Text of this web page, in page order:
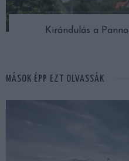
Kirándulás a
MÁSOK ÉPP EZT OLVASSÁK